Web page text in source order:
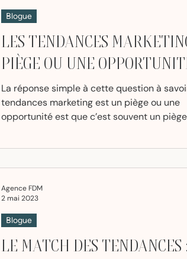
LES TENDANCES
PIÈGE OU UNE
La réponse simple à cette question à
tendances marketing est un piège ou une
opportunité est que c’est souvent un
Blogue
LE MATCH DES TENDANCES :
Blogue
Agence FDM
2 mai 2023